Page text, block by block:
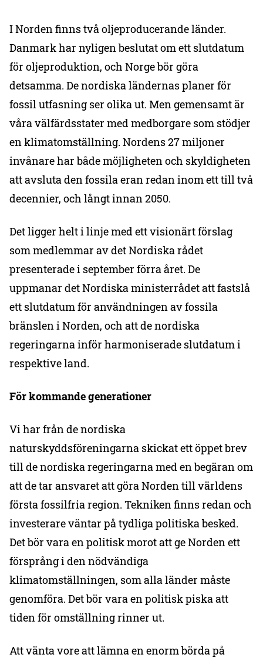
I Norden finns två oljeproducerande länder.
Danmark har nyligen beslutat om ett slutdatum
för oljeproduktion, och Norge bör göra
detsamma. De nordiska ländernas planer för
fossil utfasning ser olika ut. Men gemensamt är
våra välfärdsstater med medborgare som stödjer
en klimatomställning. Nordens 27 miljoner
invånare har både möjligheten och skyldigheten
att avsluta den fossila eran redan inom ett till två
decennier, och långt innan 2050.
Det ligger helt i linje med ett visionärt förslag
som medlemmar av det Nordiska rådet
presenterade i september förra året. De
uppmanar det Nordiska ministerrådet att fastslå
ett slutdatum för användningen av fossila
bränslen i Norden, och att de nordiska
regeringarna inför harmoniserade slutdatum i
respektive land.
För kommande generationer
Vi har från de nordiska
naturskyddsföreningarna skickat ett öppet brev
till de nordiska regeringarna med en begäran om
att de tar ansvaret att göra Norden till världens
första fossilfria region. Tekniken finns redan och
investerare väntar på tydliga politiska besked.
Det bör vara en politisk morot att ge Norden ett
försprång i den nödvändiga
klimatomställningen, som alla länder måste
genomföra. Det bör vara en politisk piska att
tiden för omställning rinner ut.
Att vänta vore att lämna en enorm börda på